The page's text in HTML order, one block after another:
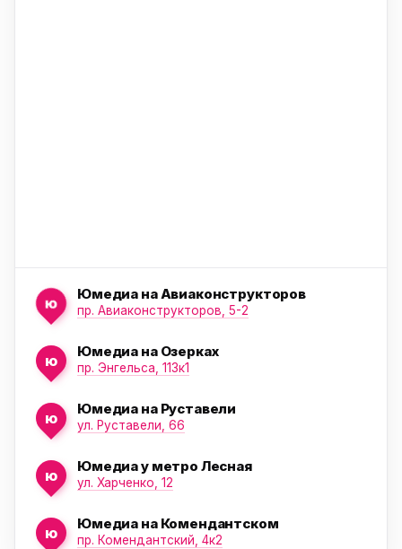
ю
Юмедиа на Авиаконструкторов
пр. Авиаконструкторов, 5-2
ю
Юмедиа на Озерках
пр. Энгельса, 113к1
ю
Юмедиа на Руставели
ул. Руставели, 66
ю
Юмедиа у метро Лесная
ул. Харченко, 12
ю
Юмедиа на Комендантском
пр. Комендантский, 4к2